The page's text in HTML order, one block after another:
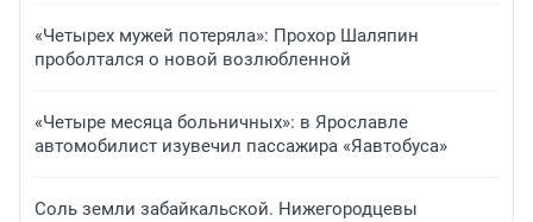
«Четырех мужей потеряла»: Прохор Шаляпин
проболтался о новой возлюбленной
«Четыре месяца больничных»: в Ярославле
автомобилист изувечил пассажира «Яавтобуса»
Соль земли забайкальской. Нижегородцевы